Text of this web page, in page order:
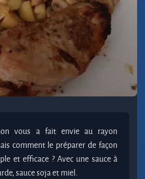
vous a fait envie au rayon
comment le préparer de façon
et efficace ? Avec une sauce à
sauce soja et miel.